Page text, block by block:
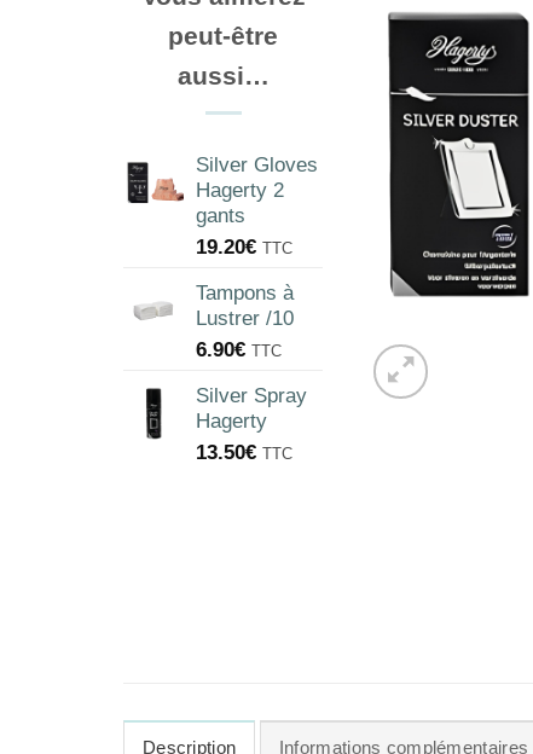
peut-être
aussi…
Silver Gloves
Hagerty 2
gants
19.20€ TTC
Tampons à
Lustrer /10
6.90€ TTC
Silver Spray
Hagerty
13.50€ TTC
Description Informations complémentaires